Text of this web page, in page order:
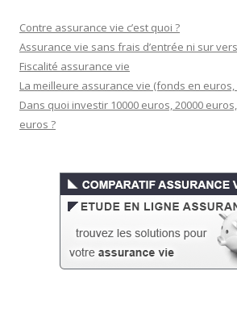
Contre assurance vie c’est quoi ?
Assurance vie sans frais d’entrée ni sur
Fiscalité assurance vie
La meilleure assurance vie (fonds en
Dans quoi investir 10000 euros, 20000
euros ?